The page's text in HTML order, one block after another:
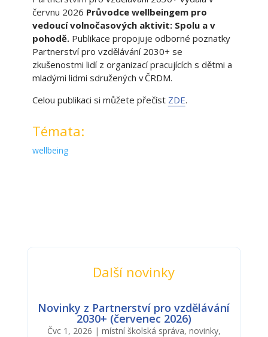
červnu 2026 Průvodce wellbeingem pro
vedoucí volnočasových aktivit: Spolu a v
pohodě. Publikace propojuje odborné poznatky
Partnerství pro vzdělávání 2030+ se
zkušenostmi lidí z organizací pracujících s dětmi a
mladými lidmi sdružených v ČRDM.
Celou publikaci si můžete přečíst ZDE.
Témata:
wellbeing
Další novinky
Novinky z Partnerství pro vzdělávání
2030+ (červenec 2026)
Čvc 1, 2026 | místní školská správa, novinky,